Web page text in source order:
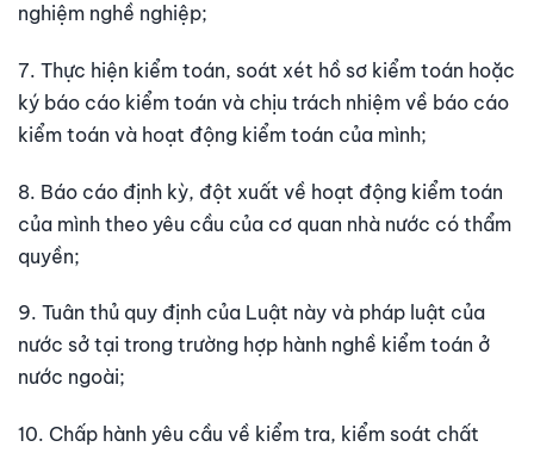
nghiệm nghề nghiệp;
7. Thực hiện kiểm toán, soát xét hồ sơ kiểm toán hoặc
ký báo cáo kiểm toán và chịu trách nhiệm về báo cáo
kiểm toán và hoạt động kiểm toán của mình;
8. Báo cáo định kỳ, đột xuất về hoạt động kiểm toán
của mình theo yêu cầu của cơ quan nhà nước có thẩm
quyền;
9. Tuân thủ quy định của Luật này và pháp luật của
nước sở tại trong trường hợp hành nghề kiểm toán ở
nước ngoài;
10. Chấp hành yêu cầu về kiểm tra, kiểm soát chất